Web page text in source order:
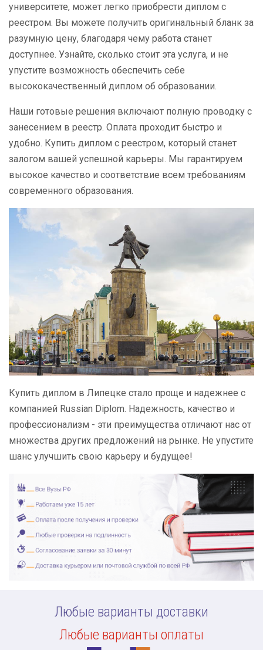
университете, может легко приобрести диплом с
реестром. Вы можете получить оригинальный бланк за
разумную цену, благодаря чему работа станет
доступнее. Узнайте, сколько стоит эта услуга, и не
упустите возможность обеспечить себе
высококачественный диплом об образовании.
Наши готовые решения включают полную проводку с
занесением в реестр. Оплата проходит быстро и
удобно. Купить диплом с реестром, который станет
залогом вашей успешной карьеры. Мы гарантируем
высокое качество и соответствие всем требованиям
современного образования.
Купить диплом в Липецке стало проще и надежнее с
компанией Russian Diplom. Надежность, качество и
профессионализм - эти преимущества отличают нас от
множества других предложений на рынке. Не упустите
шанс улучшить свою карьеру и будущее!
Любые варианты доставки
Любые варианты оплаты